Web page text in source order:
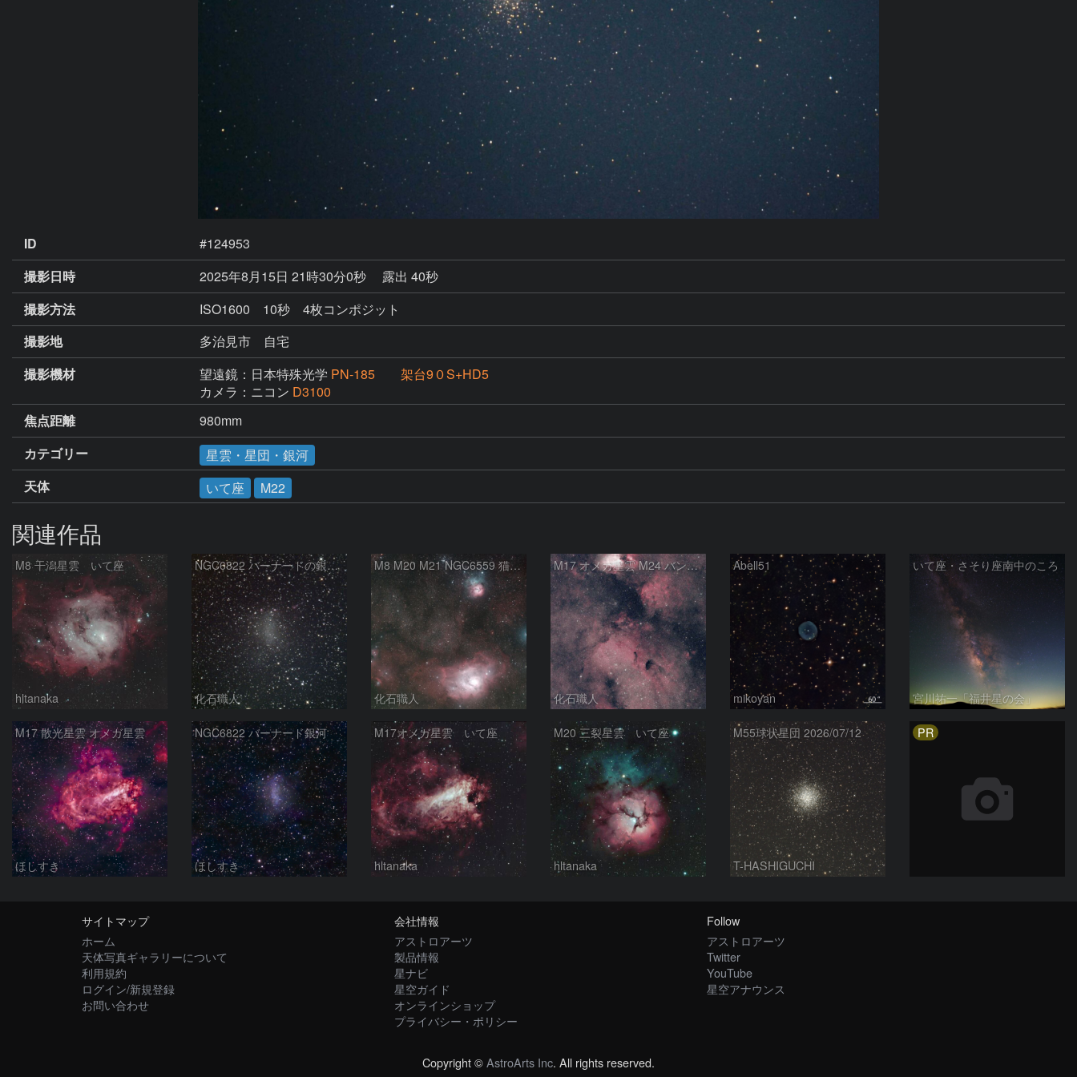
ID
#124953
撮影日時
2025年8月15日 21時30分0秒
露出 40秒
撮影方法
ISO1600 10秒 4枚コンポジット
撮影地
多治見市 自宅
撮影機材
望遠鏡：日本特殊光学 PN-185 架台9０S+HD5
カメラ：ニコン D3100
焦点距離
980mm
カテゴリー
星雲・星団・銀河
天体
いて座 M22
関連作品
M8 干潟星雲 いて座
hltanaka
NGC6822 バーナードの銀河 いて座
化石職人
M8 M20 M21 NGC6559 猫の手星雲 いて座
化石職人
M17 オメガ星雲 M24 バンビの横顔 いて座
化石職人
Abell51
mikoyan
いて座・さそり座南中のころ
宮川祐一「福井星の会」
M17 散光星雲 オメガ星雲
ほしすき
NGC6822 バーナード銀河
ほしすき
M17オメガ星雲 いて座
hltanaka
M20 三裂星雲 いて座
hltanaka
M55球状星団 2026/07/12
T-HASHIGUCHI
PR
サイトマップ
ホーム
天体写真ギャラリーについて
利用規約
ログイン/新規登録
お問い合わせ
会社情報
アストロアーツ
製品情報
星ナビ
星空ガイド
オンラインショップ
プライバシー・ポリシー
Follow
アストロアーツ
Twitter
YouTube
星空アナウンス
Copyright ©AstroArts Inc. All rights reserved.